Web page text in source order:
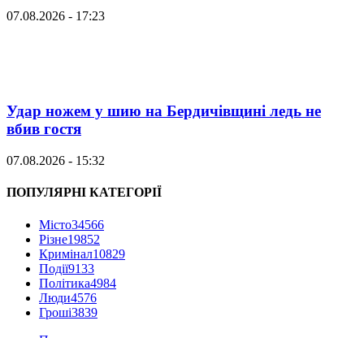
07.08.2026 - 17:23
Удар ножем у шию на Бердичівщині ледь не
вбив гостя
07.08.2026 - 15:32
ПОПУЛЯРНІ КАТЕГОРІЇ
Місто34566
Різне19852
Кримінал10829
Події9133
Політика4984
Люди4576
Гроші3839